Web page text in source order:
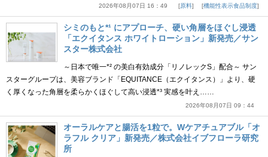
2026年08月07日 16：49 原料 機能性表示食品制度
シミのもと*¹ にアプローチ、硬い角層をほぐし浸透
「エクイタンス ホワイトローション」新発売／サン
スター株式会社
～日本で唯一*² の美白有効成分「リノレックS」配合～ サン
スターグループは、美容ブランド「EQUITANCE（エクイタンス）」より、硬
く厚くなった角層を柔らかくほぐして高い浸透*³ 実感を叶え……
2026年08月07日 09：44
オーラルケアと腸活を1粒で。Wケアチュアブル「オ
ラフル クリア」新発売／株式会社イブフローラ研究
所